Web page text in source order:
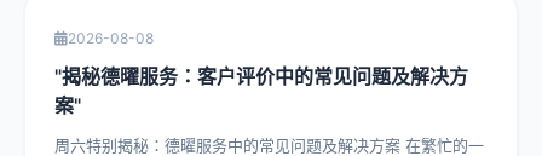
2026-08-08
"揭秘德曜服务：客户评价中的常见问题及解决方
案"
周六特别揭秘：德曜服务中的常见问题及解决方案 在繁忙的一